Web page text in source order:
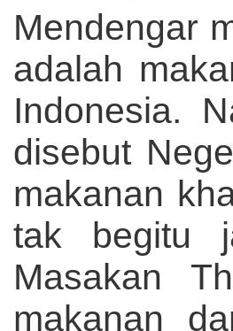
Mendengar
adalah
Indonesia.
disebut
makanan
tak begitu
Masakan
makanan